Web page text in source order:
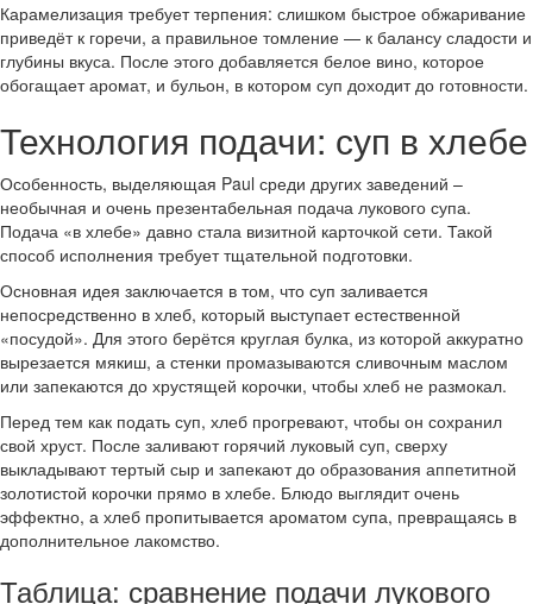
Карамелизация требует терпения: слишком быстрое обжаривание
приведёт к горечи, а правильное томление — к балансу сладости и
глубины вкуса. После этого добавляется белое вино, которое
обогащает аромат, и бульон, в котором суп доходит до готовности.
Технология подачи: суп в хлебе
Особенность, выделяющая Paul среди других заведений –
необычная и очень презентабельная подача лукового супа.
Подача «в хлебе» давно стала визитной карточкой сети. Такой
способ исполнения требует тщательной подготовки.
Основная идея заключается в том, что суп заливается
непосредственно в хлеб, который выступает естественной
«посудой». Для этого берётся круглая булка, из которой аккуратно
вырезается мякиш, а стенки промазываются сливочным маслом
или запекаются до хрустящей корочки, чтобы хлеб не размокал.
Перед тем как подать суп, хлеб прогревают, чтобы он сохранил
свой хруст. После заливают горячий луковый суп, сверху
выкладывают тертый сыр и запекают до образования аппетитной
золотистой корочки прямо в хлебе. Блюдо выглядит очень
эффектно, а хлеб пропитывается ароматом супа, превращаясь в
дополнительное лакомство.
Таблица: сравнение подачи лукового